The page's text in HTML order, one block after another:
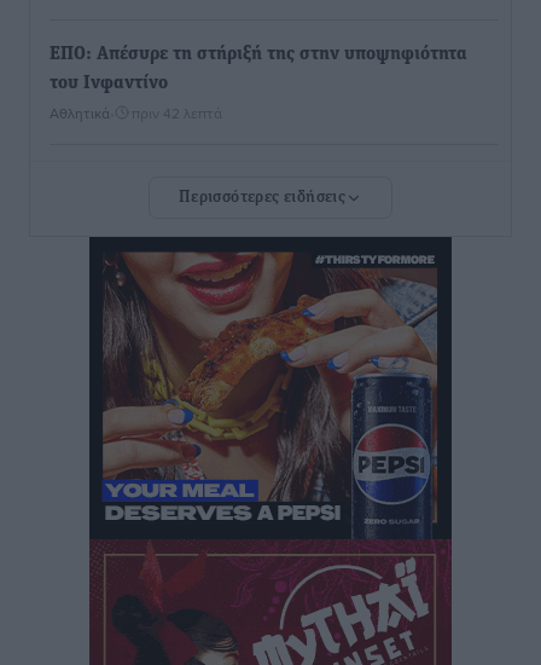
ΕΠΟ: Απέσυρε τη στήριξή της στην υποψηφιότητα
του Ινφαντίνο
Αθλητικά πριν 42 λεπτά
Basketball Festival
Αθλητικά• πριν 43 λεπτά
6ο Kalymnos 3X3: Ολοκληρώθηκε με μεγάλη επιτυχία,
νικητές οι VAR!
Αθλητικά • πριν 48 λεπτά
Νέα αεροσκάφη, drones, δασοκομάντος: Τι έχει
αλλάξει στην Πολιτική Προστασί
Ειδήσεις• πριν 1 ώρα
Άδωνις Γεωργιάδης στον RV: “Στο υπουργείο
εξετάζουμε την θεσμοθέτηση τρίτης κατηγορίας
κινήτρων, ειδικά για τα νοσοκομεία στα νησιά”
Τοπικές Ειδήσεις • πριν 1 ώρα
Περισσότερες ειδήσεις